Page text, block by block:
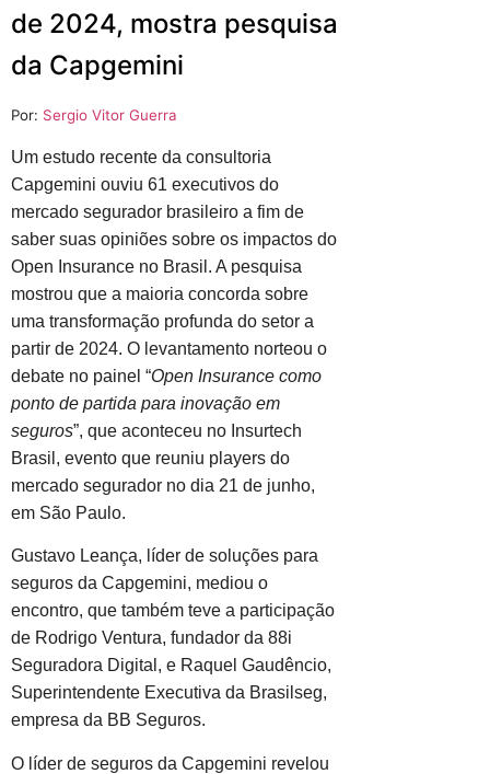
de 2024, mostra pesquisa
da Capgemini
Por: Sergio Vitor Guerra
Um estudo recente da consultoria
Capgemini ouviu 61 executivos do
mercado segurador brasileiro a fim de
saber suas opiniões sobre os impactos do
Open Insurance no Brasil. A pesquisa
mostrou que a maioria concorda sobre
uma transformação profunda do setor a
partir de 2024. O levantamento norteou o
debate no painel “Open Insurance como
ponto de partida para inovação em
seguros”, que aconteceu no Insurtech
Brasil, evento que reuniu players do
mercado segurador no dia 21 de junho,
em São Paulo.
Gustavo Leança, líder de soluções para
seguros da Capgemini, mediou o
encontro, que também teve a participação
de Rodrigo Ventura, fundador da 88i
Seguradora Digital, e Raquel Gaudêncio,
Superintendente Executiva da Brasilseg,
empresa da BB Seguros.
O líder de seguros da Capgemini revelou